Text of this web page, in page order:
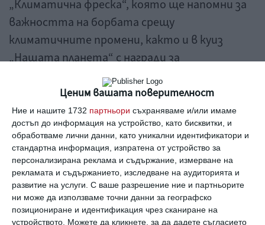
Ценим вашата поверителност
Ние и нашите 1732 партньори съхраняваме и/или имаме
достъп до информация на устройство, като бисквитки, и
обработваме лични данни, като уникални идентификатори и
стандартна информация, изпратена от устройство за
персонализирана реклама и съдържание, измерване на
рекламата и съдържанието, изследване на аудиторията и
развитие на услуги. С ваше разрешение ние и партньорите
ни може да използваме точни данни за географско
позициониране и идентификация чрез сканиране на
устройството. Можете да кликнете, за да дадете съгласието
„Климатична фреска“, която ще напомни за
важността на борбата срещу
климатичните промени, както и в куиз
„Нашата планета“ с награди за
победителите. В рамките на събитието ще
има и фотографска изложба „Бъдещето на
планетата“, която показва последиците от
замърсяването по различни места по света
и неотложната нужда от поддържане на
чиста околна среда.
Тази есен „Книги за смет“ мина през
паркингите на Kaufland в Бургас на 9